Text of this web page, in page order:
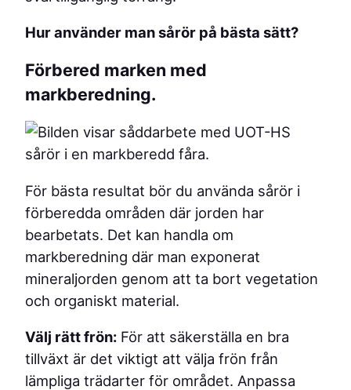
Hur använder man sårör på bästa sätt?
Förbered marken med
markberedning.
För bästa resultat bör du använda sårör i
förberedda områden där jorden har
bearbetats. Det kan handla om
markberedning där man exponerat
mineraljorden genom att ta bort vegetation
och organiskt material.
Välj rätt frön: För att säkerställa en bra
tillväxt är det viktigt att välja frön från
lämpliga trädarter för området. Anpassa